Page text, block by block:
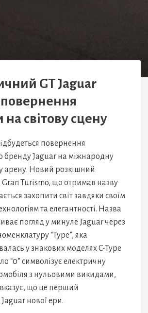
GT Jaguar
повернення
на світову сцену
повернення
бренду Jaguar на міжнародну
арену. Новий розкішний
Turismo, що отримав назву
захопити світ завдяки своїм
та елегантності. Назва
погляд у минуле Jaguar через
“Type”, яка
у знакових моделях C-Type
“0” символізує електричну
з нульовими викидами,
вказує, що це перший
нової ери.